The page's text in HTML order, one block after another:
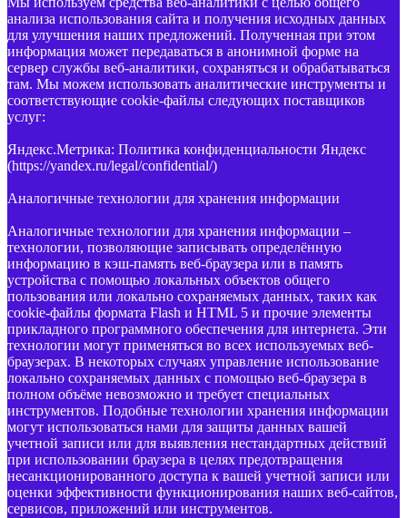
анализа использования сайта и получения исходных данных
для улучшения наших предложений. Полученная при этом
информация может передаваться в анонимной форме на
сервер службы веб-аналитики, сохраняться и обрабатываться
там. Мы можем использовать аналитические инструменты и
соответствующие cookie-файлы следующих поставщиков
услуг:
Яндекс.Метрика: Политика конфиденциальности Яндекс
(https://yandex.ru/legal/confidential/)
Аналогичные технологии для хранения информации
Аналогичные технологии для хранения информации –
технологии, позволяющие записывать определённую
информацию в кэш-память веб-браузера или в память
устройства с помощью локальных объектов общего
пользования или локально сохраняемых данных, таких как
cookie-файлы формата Flash и HTML 5 и прочие элементы
прикладного программного обеспечения для интернета. Эти
технологии могут применяться во всех используемых веб-
браузерах. В некоторых случаях управление использование
локально сохраняемых данных с помощью веб-браузера в
полном объёме невозможно и требует специальных
инструментов. Подобные технологии хранения информации
могут использоваться нами для защиты данных вашей
учетной записи или для выявления нестандартных действий
при использовании браузера в целях предотвращения
несанкционированного доступа к вашей учетной записи или
оценки эффективности функционирования наших веб-сайтов,
сервисов, приложений или инструментов.